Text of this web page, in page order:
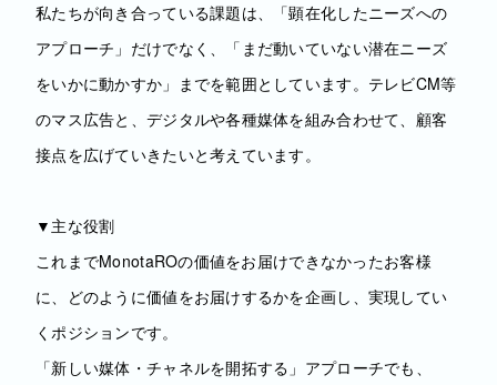
私たちが向き合っている課題は、「顕在化したニーズへの
アプローチ」だけでなく、「まだ動いていない潜在ニーズ
をいかに動かすか」までを範囲としています。テレビCM等
のマス広告と、デジタルや各種媒体を組み合わせて、顧客
接点を広げていきたいと考えています。
▼主な役割
これまでMonotaROの価値をお届けできなかったお客様
に、どのように価値をお届けするかを企画し、実現してい
くポジションです。
「新しい媒体・チャネルを開拓する」アプローチでも、